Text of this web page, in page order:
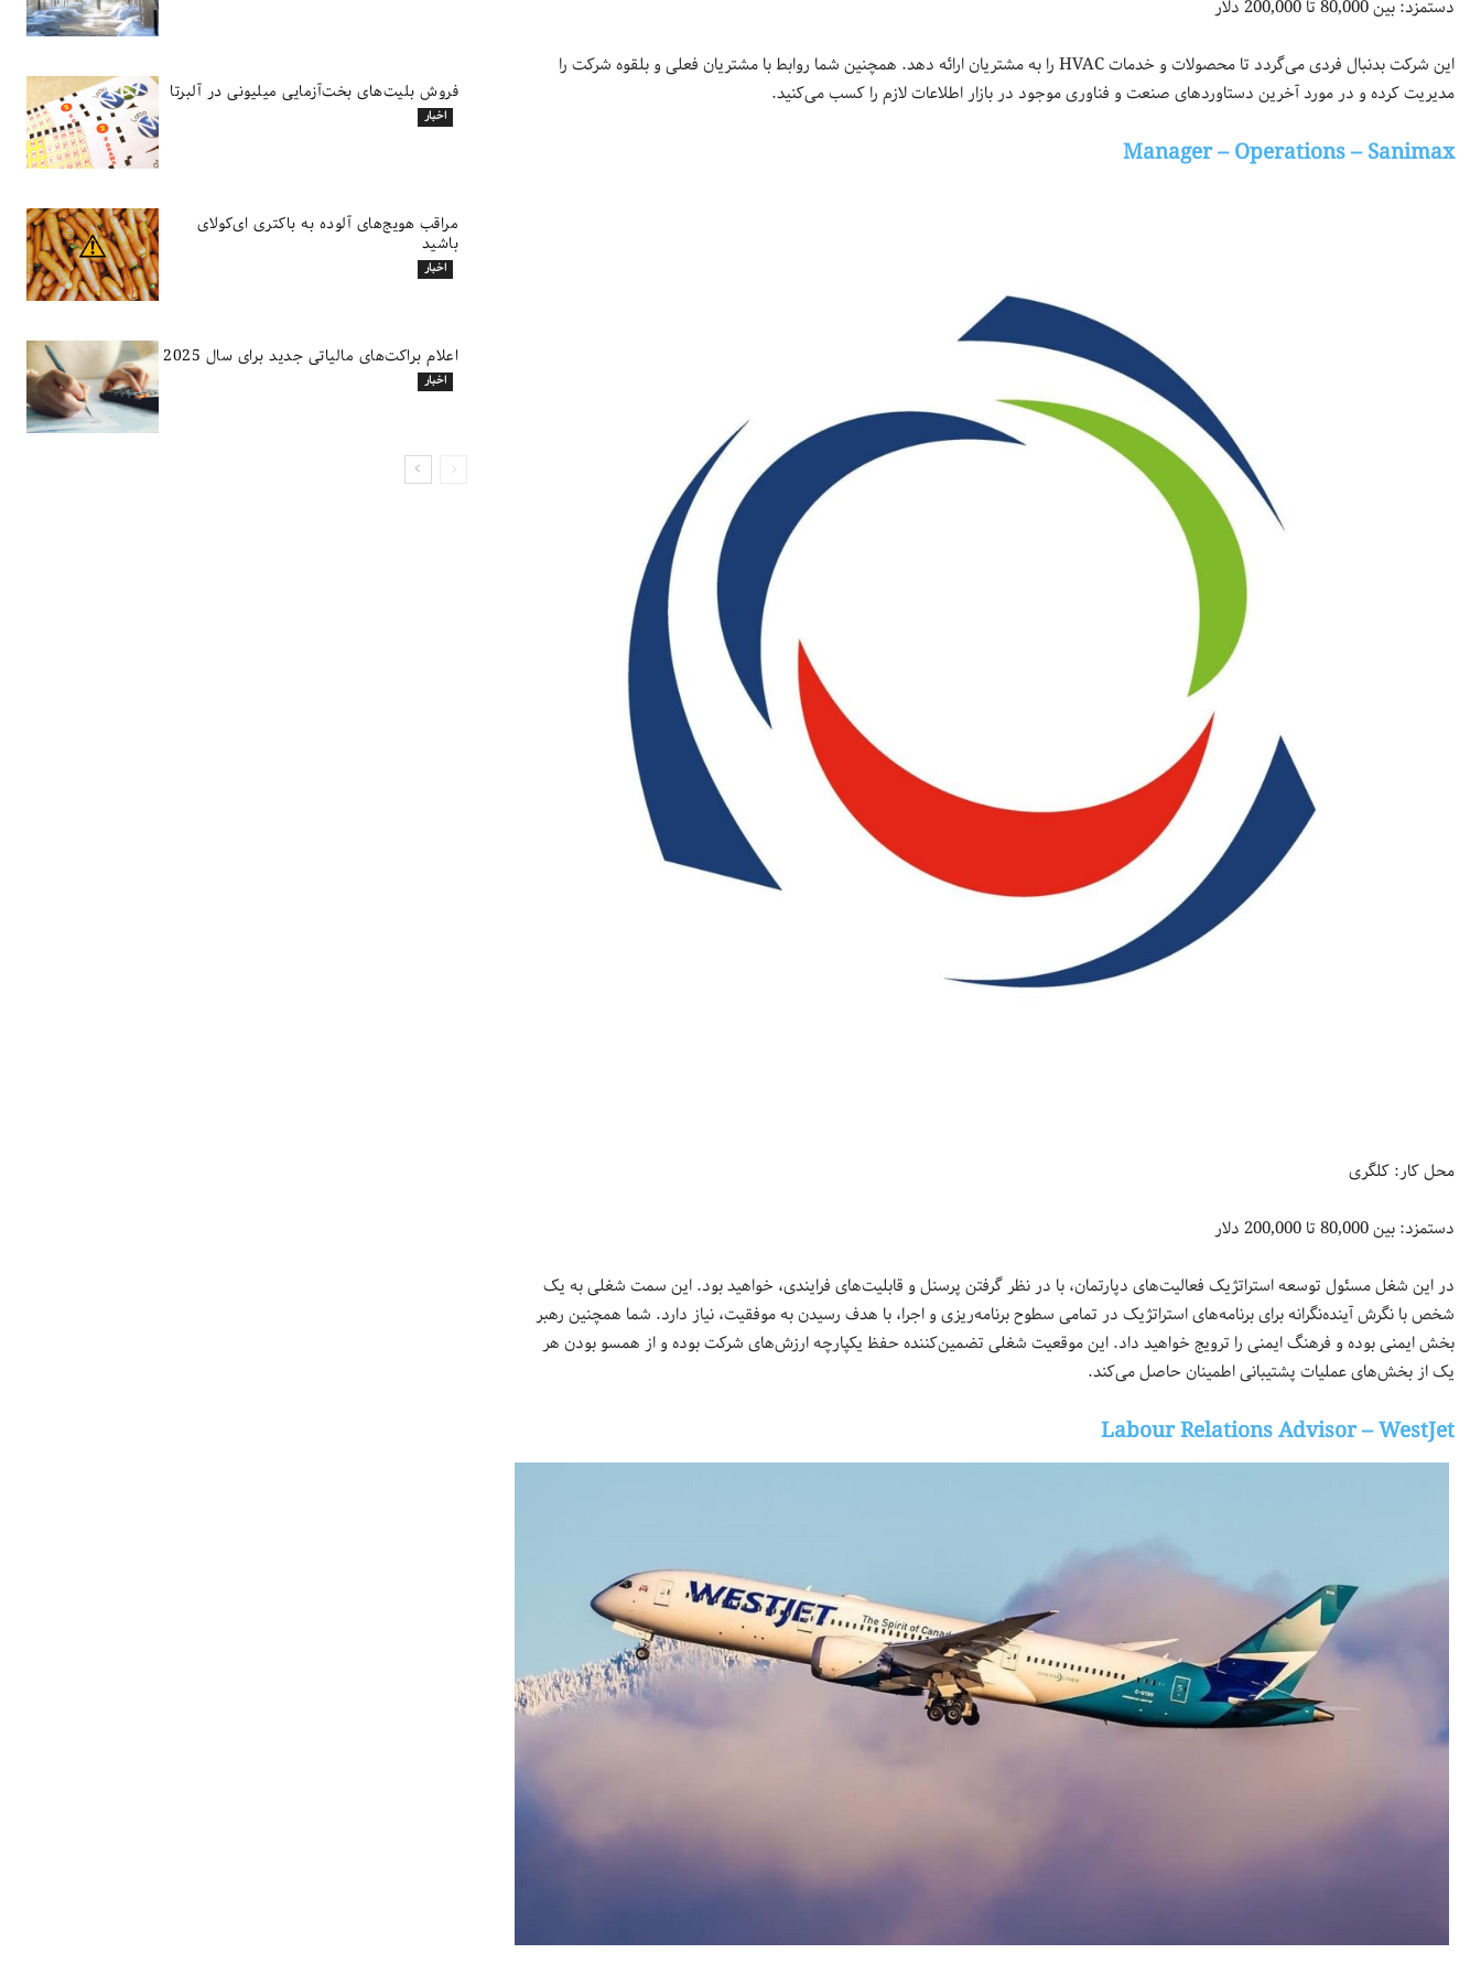
فروش بلیت‌های بخت‌آزمایی میلیونی در آلبرتا
اخبار
مراقب هویج‌های آلوده به باکتری ای‌کولای
باشید
اخبار
اعلام براکت‌های مالیاتی جدید برای سال 2025
اخبار
دستمزد: بین 80,000 تا 200,000 دلار
این شرکت بدنبال فردی می‌گردد تا محصولات و خدمات HVAC را به مشتریان ارائه دهد. همچنین شما روابط با مشتریان فعلی و بلقوه شرکت را
مدیریت کرده و در مورد آخرین دستاوردهای صنعت و فناوری موجود در بازار اطلاعات لازم را کسب می‌کنید.
Manager – Operations – Sanimax
محل کار: کلگری
دستمزد: بین 80,000 تا 200,000 دلار
در این شغل مسئول توسعه استراتژیک فعالیت‌های دپارتمان، با در نظر گرفتن پرسنل و قابلیت‌های فرایندی، خواهید بود. این سمت شغلی به یک
شخص با نگرش آینده‌نگرانه برای برنامه‌های استراتژیک در تمامی سطوح برنامه‌ریزی و اجرا، با هدف رسیدن به موفقیت،‌ نیاز دارد. شما همچنین رهبر
بخش ایمنی بوده و فرهنگ ایمنی را ترویج خواهید داد. این موقعیت شغلی تضمین‌کننده حفظ یکپارچه ارزش‌های شرکت بوده و از همسو بودن هر
یک از بخش‌های عملیات پشتیبانی اطمینان حاصل می‌کند.
Labour Relations Advisor – WestJet